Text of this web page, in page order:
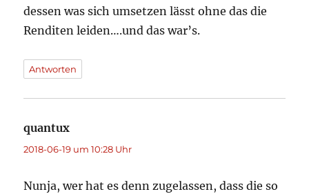
dessen was sich umsetzen lässt ohne das die
Renditen leiden….und das war’s.
Antworten
quantux
2018-06-19 um 10:28 Uhr
Nunja, wer hat es denn zugelassen, dass die so